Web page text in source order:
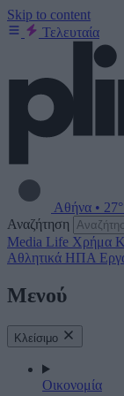
Skip to content
Τελευταία
Αθήνα • 27°
Αναζήτηση
Media Life Χρήμα
Αθλητικά ΗΠΑ
Μενού
Κλείσιμο
Οικονομία